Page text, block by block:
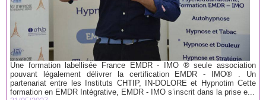
Une formation labellisée France EMDR - IMO ® seule association
pouvant légalement délivrer la certification EMDR - IMO® . Un
partenariat entre les Instituts CHTIP, IN-DOLORE et Hypnotim Cette
formation en EMDR Intégrative, EMDR - IMO s’inscrit dans la prise e...